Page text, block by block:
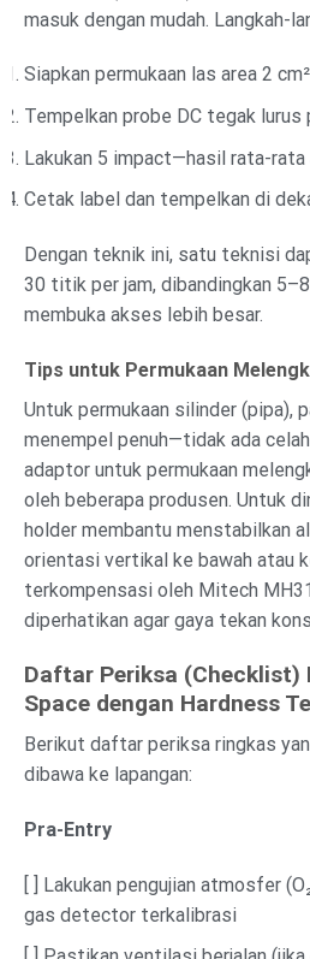
masuk dengan mudah. Langkah-
Siapkan permukaan las area 2
Tempelkan probe DC tegak lurus
Lakukan 5 impact—hasil rata-rata
Cetak label dan tempelkan di
Dengan teknik ini, satu teknisi
30 titik per jam, dibandingkan
membuka akses lebih besar.
Tips untuk Permukaan
Untuk permukaan silinder (pipa),
menempel penuh—tidak ada
adaptor untuk permukaan
oleh beberapa produsen. Untuk
holder membantu menstabilkan
orientasi vertikal ke bawah atau
terkompensasi oleh Mitech
diperhatikan agar gaya tekan
Daftar Periksa (Checklist)
Space dengan Hardness
Berikut daftar periksa ringkas
dibawa ke lapangan:
Pra-Entry
[ ] Lakukan pengujian atmosfer
gas detector terkalibrasi